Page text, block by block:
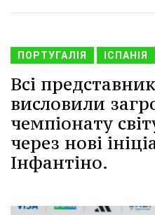
ПОРТУГАЛІЯ ІСПАНІЯ
Всі
висловили
чемпіонату
через нові
Інфантіно.